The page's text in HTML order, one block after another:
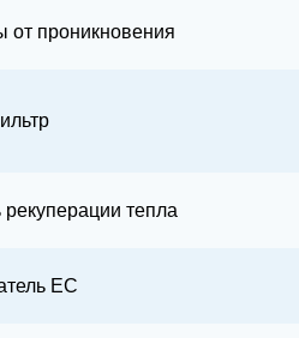
от проникновения
тепла
EC